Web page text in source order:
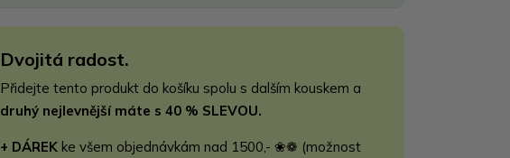
Dvojitá radost.
Přidejte tento produkt do košíku spolu s dalším kouskem a
druhý nejlevnější máte s 40 % SLEVOU.
+ DÁREK ke všem objednávkám nad 1500,- ❀❁ (možnost